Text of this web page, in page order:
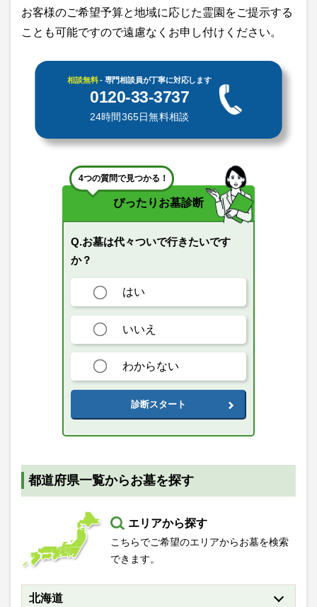
お客様のご希望予算と地域に応じた霊園をご提示する
ことも可能ですので遠慮なくお申し付けください。
相談無料- 専門相談員が丁寧に対応します
0120-33-3737
24時間365日無料相談
4つの質問で見つかる！
ぴったりお墓診断
Q.お墓は代々ついで行きたいです
か？
はい
いいえ
わからない
診断スタート
都道府県一覧からお墓を探す
エリアから探す
こちらでご希望のエリアからお墓を検索
できます。
北海道